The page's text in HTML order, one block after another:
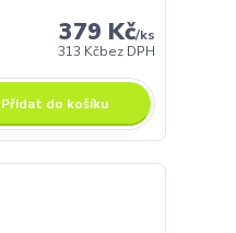
379 Kč/ks
313 Kčbez DPH
Přidat do košíku